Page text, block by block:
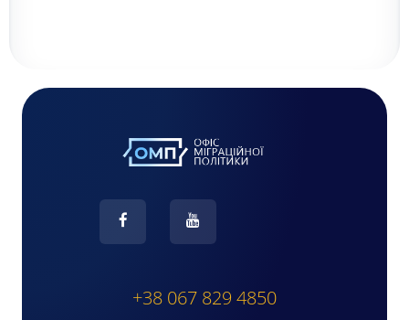
+38 067 829 4850